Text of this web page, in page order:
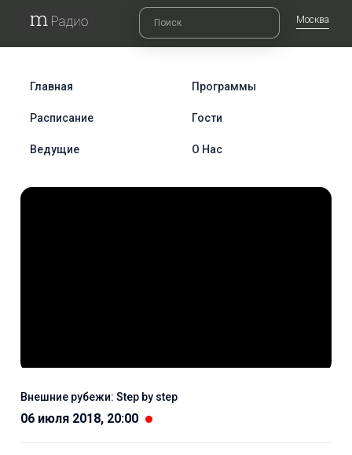
Москва
Главная Программы
Расписание Гости
Ведущие О Нас
Внешние рубежи: Step by step
06 июля 2018, 20:00